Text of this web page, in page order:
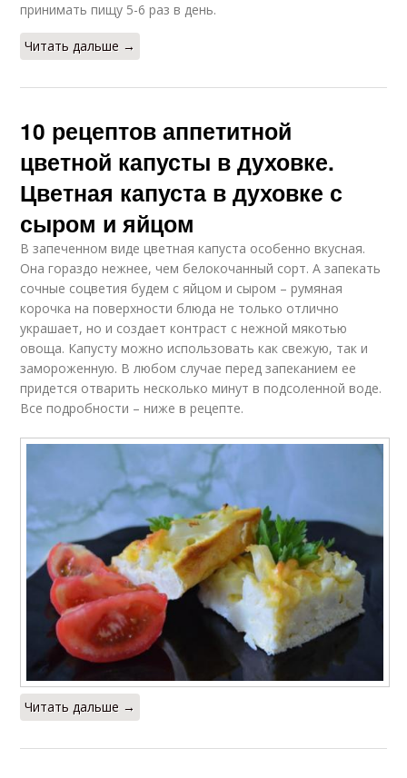
принимать пищу 5-6 раз в день.
Читать дальше →
10 рецептов аппетитной
цветной капусты в духовке.
Цветная капуста в духовке с
сыром и яйцом
В запеченном виде цветная капуста особенно вкусная.
Она гораздо нежнее, чем белокочанный сорт. А запекать
сочные соцветия будем с яйцом и сыром – румяная
корочка на поверхности блюда не только отлично
украшает, но и создает контраст с нежной мякотью
овоща. Капусту можно использовать как свежую, так и
замороженную. В любом случае перед запеканием ее
придется отварить несколько минут в подсоленной воде.
Все подробности – ниже в рецепте.
Читать дальше →